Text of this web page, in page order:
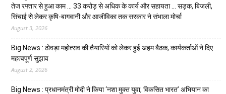
तेज रफ्तार से हुआ काम … ₹33 करोड़ से अधिक के कार्य और सहायता … सड़क, बिजली,
सिंचाई से लेकर कृषि-बागवानी और आजीविका तक सरकार ने संभाला मोर्चा
August 3, 2026
Big News : ठोवड़ा महोत्सव की तैयारियों को लेकर हुई अहम बैठक, कार्यकर्ताओं ने दिए
महत्वपूर्ण सुझाव
August 2, 2026
Big News : प्रधानमंत्री मोदी ने किया ‘नशा मुक्त युवा, विकसित भारत’ अभियान का